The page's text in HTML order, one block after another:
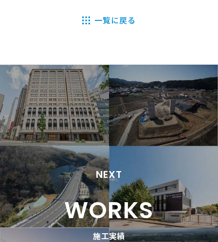
一覧に戻る
NEXT
WORKS
施工実績